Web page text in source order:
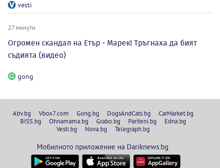
vesti
27 минути
Огромен скандал на Етър - Марек! Тръгнаха да бият
съдията (видео)
gong
Abv.bg Vbox7.com Gong.bg DogsAndCats.bg
CarMarket.bg
BISS.bg
Ohnamama.bg Grabo.bg Pariteni.bg
Edna.bg
Vesti.bg
Nova.bg Telegraph.bg
Мобилното приложение на Dariknews.bg